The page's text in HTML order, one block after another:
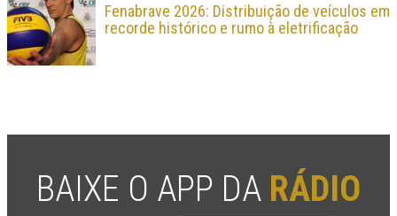
Fenabrave 2026: Distribuição de veículos em
recorde histórico e rumo à eletrificação
BAIXE O APP DA RÁDIO